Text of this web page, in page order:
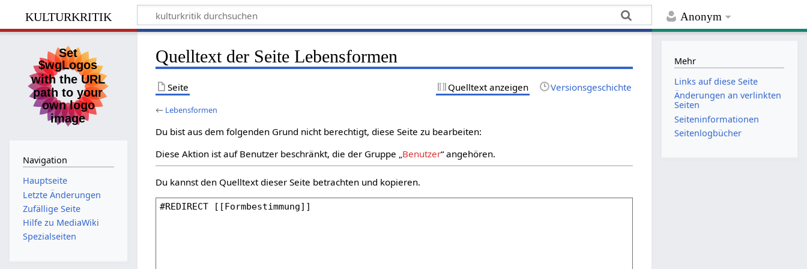
Anonym
kulturkritik
Quelltext der Seite Lebensformen
Seite Quelltext anzeigen Versionsgeschichte
← Lebensformen
Du bist aus dem folgenden Grund nicht berechtigt, diese Seite zu bearbeiten:
Diese Aktion ist auf Benutzer beschränkt, die der Gruppe „Benutzer“ angehören.
Du kannst den Quelltext dieser Seite betrachten und kopieren.
Navigation
Hauptseite
Letzte Änderungen
Zufällige Seite
Hilfe zu MediaWiki
Spezialseiten
Mehr
Links auf diese Seite
Änderungen an verlinkten
Seiten
Seiten­­informationen
Seitenlogbücher